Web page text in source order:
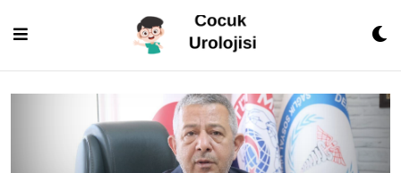
content